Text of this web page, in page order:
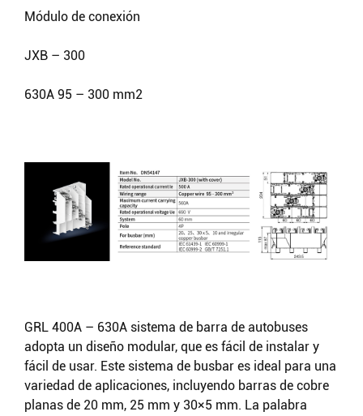
Módulo de conexión
JXB – 300
630A 95 – 300 mm2
GRL 400A – 630A sistema de barra de autobuses
adopta un diseño modular, que es fácil de instalar y
fácil de usar. Este sistema de busbar es ideal para una
variedad de aplicaciones, incluyendo barras de cobre
planas de 20 mm, 25 mm y 30×5 mm. La palabra
Buscar